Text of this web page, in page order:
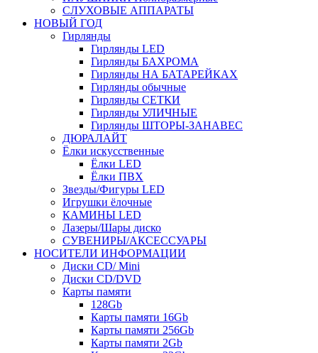
СЛУХОВЫЕ АППАРАТЫ
НОВЫЙ ГОД
Гирлянды
Гирлянды LED
Гирлянды БАХРОМА
Гирлянды НА БАТАРЕЙКАХ
Гирлянды обычные
Гирлянды СЕТКИ
Гирлянды УЛИЧНЫЕ
Гирлянды ШТОРЫ-ЗАНАВЕС
ДЮРАЛАЙТ
Ёлки искусственные
Ёлки LED
Ёлки ПВХ
Звезды/Фигуры LED
Игрушки ёлочные
КАМИНЫ LED
Лазеры/Шары диско
СУВЕНИРЫ/АКСЕССУАРЫ
НОСИТЕЛИ ИНФОРМАЦИИ
Диски CD/ Mini
Диски CD/DVD
Карты памяти
128Gb
Карты памяти 16Gb
Карты памяти 256Gb
Карты памяти 2Gb